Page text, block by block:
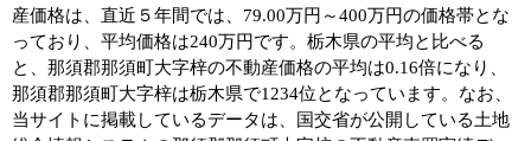
産価格は、直近５年間では、79.00万円～400万円の価格帯とな
っており、平均価格は240万円です。栃木県の平均と比べる
と、那須郡那須町大字梓の不動産価格の平均は0.16倍になり、
那須郡那須町大字梓は栃木県で1234位となっています。なお、
当サイトに掲載しているデータは、国交省が公開している土地